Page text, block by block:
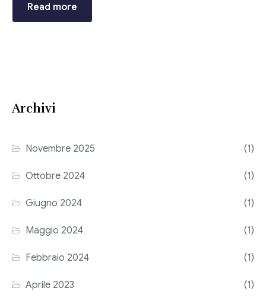
Corriere tributario
Read more
Archivi
Novembre 2025 (1)
Ottobre 2024 (1)
Giugno 2024 (1)
Maggio 2024 (1)
Febbraio 2024 (1)
Aprile 2023 (1)